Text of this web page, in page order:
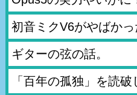
初音ミクV6がやばかっ
ギターの弦の話。
「百年の孤独」を読破